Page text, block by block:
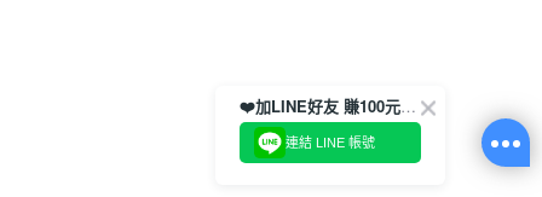
❤️加LINE好友 賺100元券！
連結 LINE 帳號